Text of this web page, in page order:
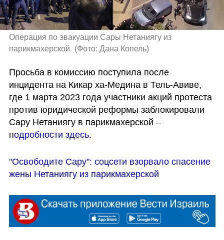
Операция по эвакуации Сары Нетаниягу из
парикмахерской
(Фото: Дана Копель)
Просьба в комиссию поступила после
инцидента на Кикар ха-Медина в Тель-Авиве,
где 1 марта 2023 года участники акций протеста
против юридической реформы заблокировали
Сару Нетаниягу в парикмахерской –
подробности здесь.
"Освободите Сару": соцсети взорвало спасение
жены Нетаниягу из парикмахерской